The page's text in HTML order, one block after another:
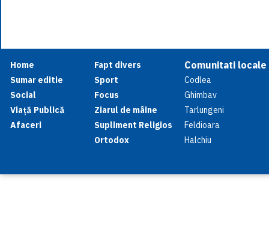
Home
Sumar editie
Social
Viață Publică
Afaceri
Fapt divers
Sport
Focus
Ziarul de mâine
Supliment Religios
Ortodox
Comunitati locale
Codlea
Ghimbav
Tarlungeni
Feldioara
Halchiu